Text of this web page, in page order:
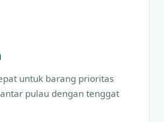
untuk barang prioritas
pulau dengan tenggat